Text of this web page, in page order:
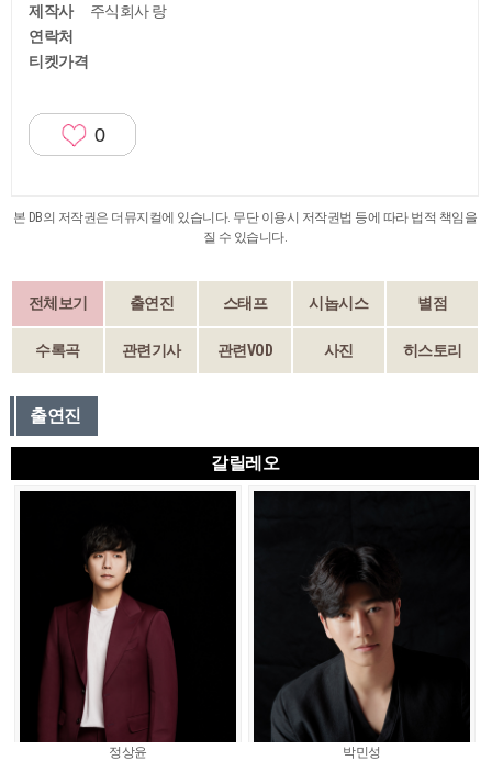
제작사
주식회사 랑
연락처
티켓가격
0
본 DB의 저작권은 더뮤지컬에 있습니다. 무단 이용시 저작권법 등에 따라 법적 책임을
질 수 있습니다.
전체보기 출연진 스태프 시놉시스 별점
수록곡 관련기사 관련VOD 사진 히스토리
출연진
갈릴레오
정상윤 박민성